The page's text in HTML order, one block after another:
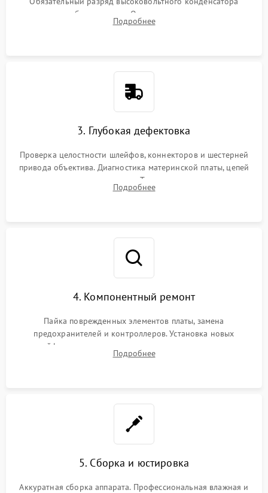
вспышки для безопасности. Очистка внутренних узлов от
пыли, песка и следов влаги с помощью спецсредств.
Подробнее
3. Глубокая дефектовка
Проверка целостности шлейфов, коннекторов и шестерней
привода объектива. Диагностика материнской платы, цепей
питания и картоприемника. Тестирование механизма
затвора и блока внутрикамерной стабилизации.
Подробнее
4. Компонентный ремонт
Пайка поврежденных элементов платы, замена
предохранителей и контроллеров. Установка новых
шлейфов, дисплея, механизма затвора или двигателя
автофокуса. Восстановление геометрии тубуса объектива
Подробнее
5. Сборка и юстировка
Аккуратная сборка аппарата. Профессиональная влажная и